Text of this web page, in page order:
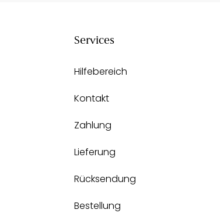
Services
Hilfebereich
Kontakt
Zahlung
Lieferung
Rücksendung
Bestellung